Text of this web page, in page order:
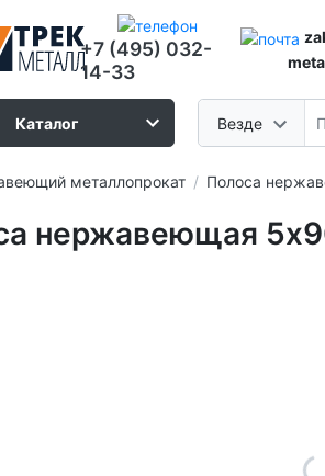
+7 (495) 032-
14-33
Везде
Каталог
металлопрокат Полоса
нержавеющая